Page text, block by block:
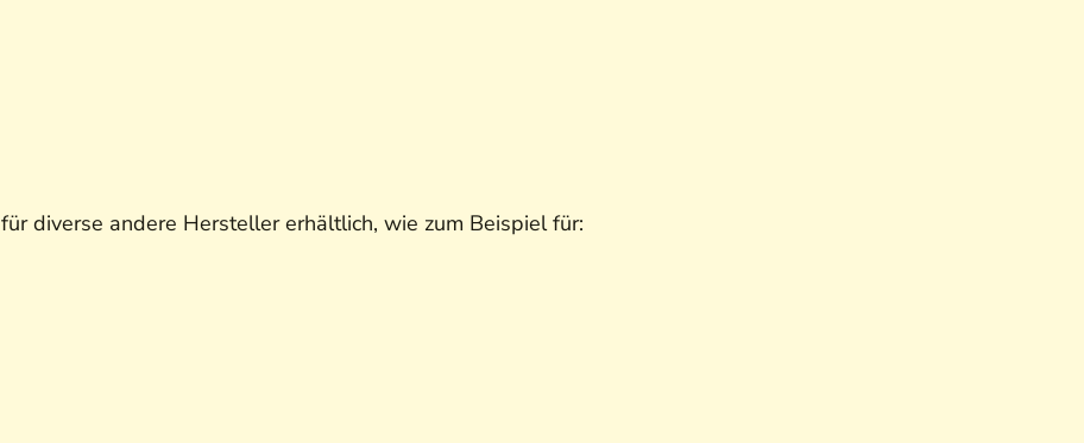
diverse andere Hersteller erhältlich, wie zum Beispiel für: